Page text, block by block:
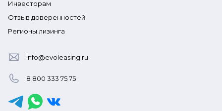
Инвесторам
Отзыв доверенностей
Регионы лизинга
info@evoleasing.ru
8 800 333 75 75